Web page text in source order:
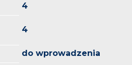
4
4
do wprowadzenia